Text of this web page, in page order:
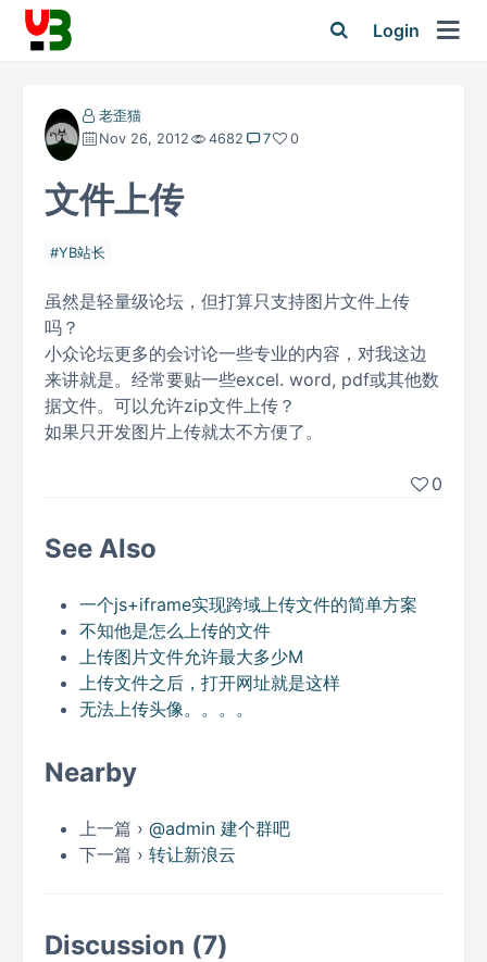
Login
老歪猫
Nov 26, 2012
4682 7 0
文件上传
YB站长
虽然是轻量级论坛，但打算只支持图片文件上传
吗？
小众论坛更多的会讨论一些专业的内容，对我这边
来讲就是。经常要贴一些excel. word, pdf或其他数
据文件。可以允许zip文件上传？
如果只开发图片上传就太不方便了。
0
See Also
一个js+iframe实现跨域上传文件的简单方案
不知他是怎么上传的文件
上传图片文件允许最大多少M
上传文件之后，打开网址就是这样
无法上传头像。。。。
Nearby
上一篇 › @admin 建个群吧
下一篇 › 转让新浪云
Discussion (7)